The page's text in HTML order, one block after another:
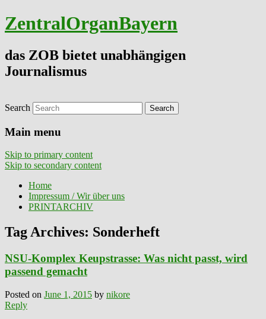
ZentralOrganBayern
das ZOB bietet unabhängigen
Journalismus
Search
Main menu
Skip to primary content
Skip to secondary content
Home
Impressum / Wir über uns
PRINTARCHIV
Tag Archives: Sonderheft
NSU-Komplex Keupstrasse: Was nicht passt, wird
passend gemacht
Posted on June 1, 2015 by nikore
Reply